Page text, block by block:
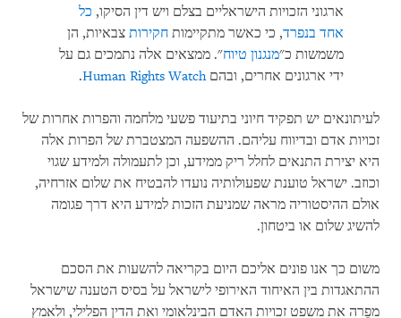
ארגוני הזכויות הישראליים בצלם ויש דין הסיקו, כל
אחד בנפרד, כי כאשר מתקיימות חקירות צבאיות, הן
משמשות כ"מנגנון טיוח". ממצאים אלה נתמכים גם על
ידי ארגונים אחרים, ובהםHuman Rights Watch
.
לעיתונאים יש תפקיד חיוני בתיעוד פשעי מלחמה והפרות אחרות של
זכויות אדם ובדיווח עליהם. ההשפעה המצטברת של הפרות אלה
היא יצירת התנאים לחלל ריק ממידע, וכן לתעמולה ולמידע שגוי
וכוזב. ישראל טוענת שפעולותיה נועדו להבטיח את שלום אזרחיה,
אולם ההיסטוריה מראה שמניעת הזכות למידע היא דרך פגומה
להשיג שלום או ביטחון.
משום כך אנו פונים אליכם היום בקריאה להשעות את הסכם
ההתאגדות בין האיחוד האירופי לישראל על בסיס הטענה שישראל
מפֵרה את משפט זכויות האדם הבינלאומי ואת הדין הפלילי, ולאמץ